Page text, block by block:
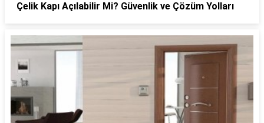
Çelik Kapı Açılabilir Mi? Güvenlik ve Çözüm Yolları